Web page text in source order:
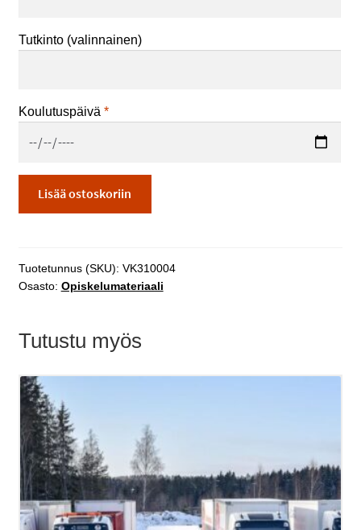
Tutkinto (valinnainen)
Koulutuspäivä *
verkkomateriaali
määrä
Lisää ostoskoriin
Tuotetunnus (SKU): VK310004
Osasto: Opiskelumateriaali
Tutustu myös